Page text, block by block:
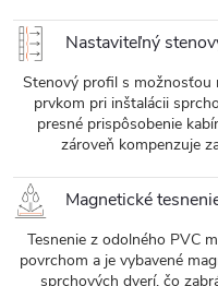
Nastaviteľný
Stenový profil s možnosťou
prvkom pri inštalácii
presné prispôsobenie
zároveň kompenzuje
Magnetické
Tesnenie z odolného PVC
povrchom a je vybavené
sprchových dverí, čo